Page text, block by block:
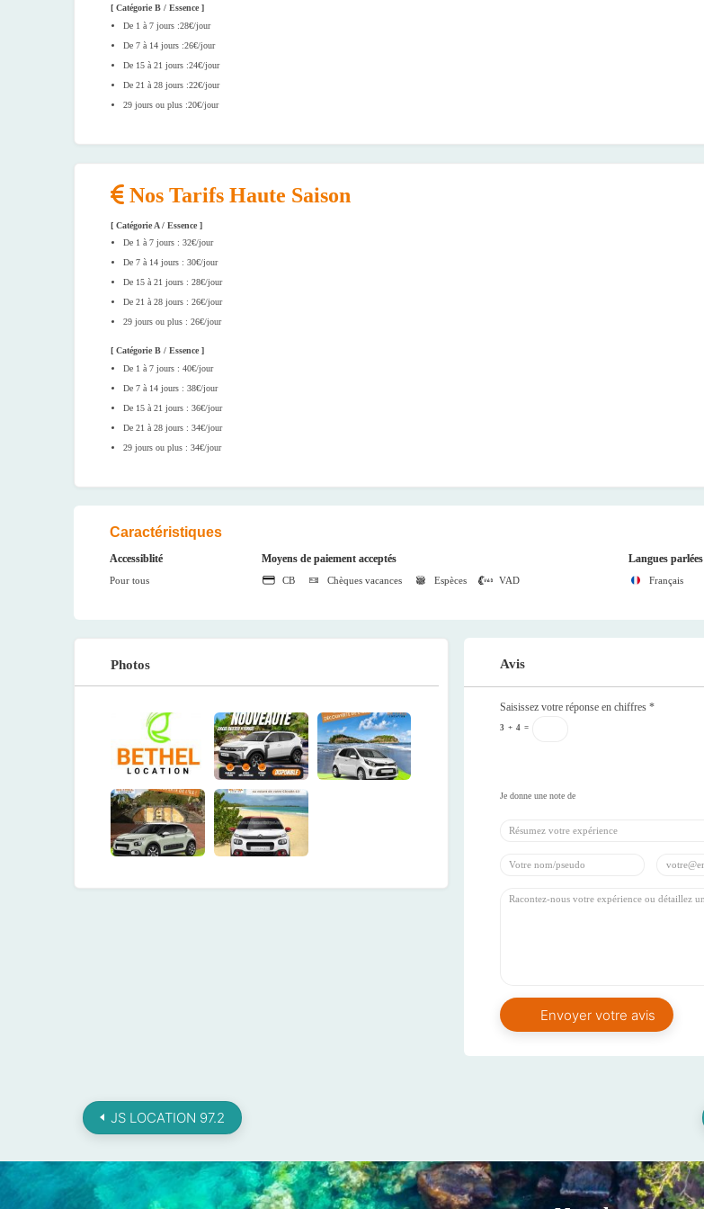
[ Catégorie B / Essence ]
De 1 à 7 jours :28€/jour
De 7 à 14 jours :26€/jour
De 15 à 21 jours :24€/jour
De 21 à 28 jours :22€/jour
29 jours ou plus :20€/jour
Nos Tarifs Haute Saison
[ Catégorie A / Essence ]
De 1 à 7 jours : 32€/jour
De 7 à 14 jours : 30€/jour
De 15 à 21 jours : 28€/jour
De 21 à 28 jours : 26€/jour
29 jours ou plus : 26€/jour
[ Catégorie B / Essence ]
De 1 à 7 jours : 40€/jour
De 7 à 14 jours : 38€/jour
De 15 à 21 jours : 36€/jour
De 21 à 28 jours : 34€/jour
29 jours ou plus : 34€/jour
Caractéristiques
Accessiblité
Pour tous
Moyens de paiement acceptés
CB Chèques vacances Espèces VAD
Langues parlées
Français
Photos Avis
Saisissez votre réponse en chiffres*
3 + 4 =
JS LOCATION 97.2